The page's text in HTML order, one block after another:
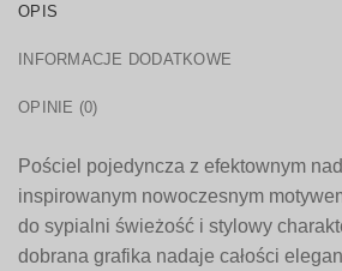
OPIS
INFORMACJE DODATKOWE
OPINIE (0)
Pościel pojedyncza z efektownym
inspirowanym nowoczesnym
do sypialni świeżość i stylowy
dobrana grafika nadaje całości